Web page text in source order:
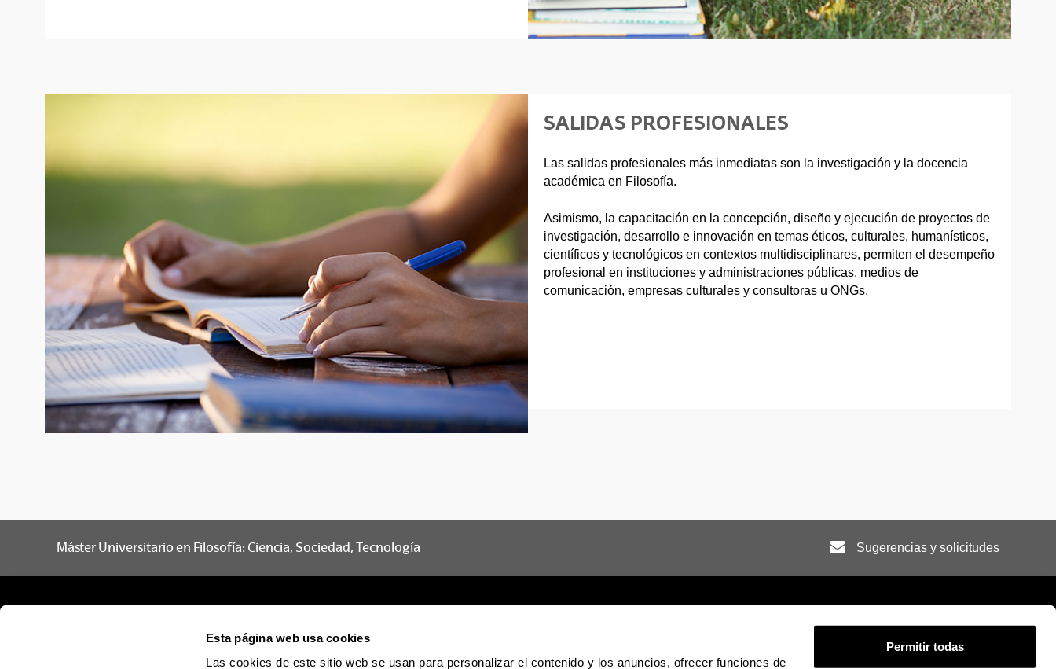
Esta página web usa cookies
Las cookies de este sitio web se usan para personalizar el contenido y los anuncios, ofrecer funciones de
Permitir todas
SALIDAS PROFESIONALES
Las salidas profesionales más inmediatas son la investigación y la docencia
académica en Filosofía.
Asimismo, la capacitación en la concepción, diseño y ejecución de proyectos de
investigación, desarrollo e innovación en temas éticos, culturales, humanísticos,
científicos y tecnológicos en contextos multidisciplinares, permiten el desempeño
profesional en instituciones y administraciones públicas, medios de
comunicación, empresas culturales y consultoras u ONGs.
Máster Universitario en Filosofía: Ciencia, Sociedad, Tecnología Sugerencias y solicitudes